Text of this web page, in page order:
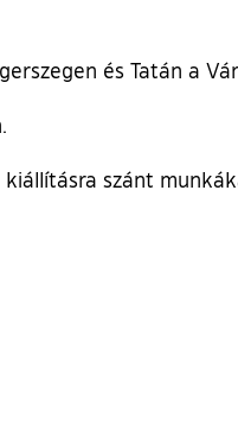
és Tatán a
szánt